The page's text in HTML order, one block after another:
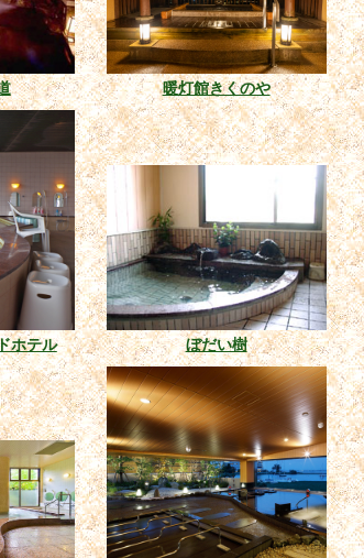
暖灯館きくのや
ホテル ぼだい樹